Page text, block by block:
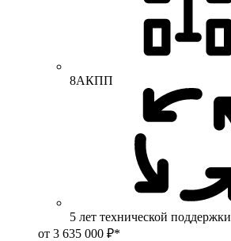
8АКПП
5 лет технической поддержки
от 3 635 000 ₽*